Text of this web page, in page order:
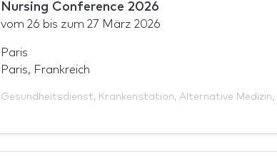
Nursing Conference 2026
vom 26 bis zum 27 März 2026
Paris
Paris, Frankreich
Gesundheitsdienst, Krankenstation, Alternative Medizin,